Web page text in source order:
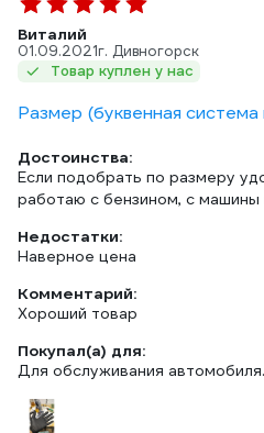
Виталий
01.09.2021г. Дивногорск
Товар куплен у нас
Размер (буквенная
Достоинства:
Если подобрать по размеру
работаю с бензином, с машины
Недостатки:
Наверное цена
Комментарий:
Хороший товар
Покупал(а) для:
Для обслуживания автомобиля.